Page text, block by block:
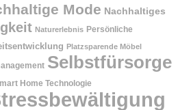
Mode Nachhaltiges
Naturerlebnis Persönliche
Platzsparende Möbel
Selbstfürsorge
Home Technologie